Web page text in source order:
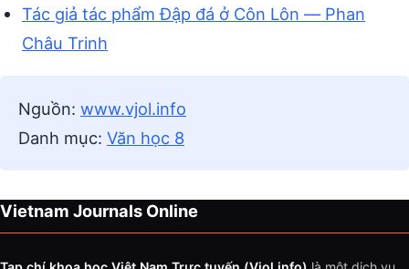
Tác giả tác phẩm Đập đá ở Côn Lôn — Phan
Châu Trinh
Nguồn: www.vjol.info
Danh mục: Văn học 8
Vietnam Journals Online